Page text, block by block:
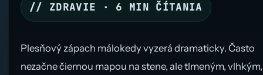
// ZDRAVIE · 6 MIN ČÍTANIA
Plesňový zápach málokedy vyzerá dramaticky. Často
nezačne čiernou mapou na stene, ale tlmeným, vlhkým,